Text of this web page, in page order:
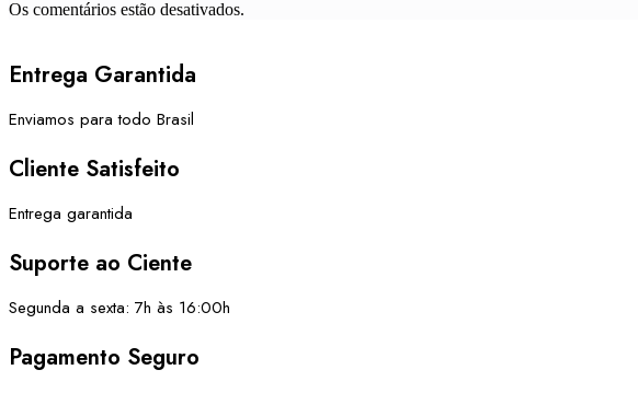
Os comentários estão desativados.
Entrega Garantida
Enviamos para todo Brasil
Cliente Satisfeito
Entrega garantida
Suporte ao Ciente
Segunda a sexta: 7h às 16:00h
Pagamento Seguro